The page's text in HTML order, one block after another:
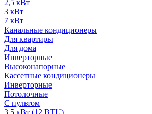
2,5 кВт
3 кВт
7 кВт
Канальные кондиционеры
Для квартиры
Для дома
Инверторные
Высоконапорные
Кассетные кондиционеры
Инверторные
Потолочные
С пультом
3.5 кВт (12 BTU)